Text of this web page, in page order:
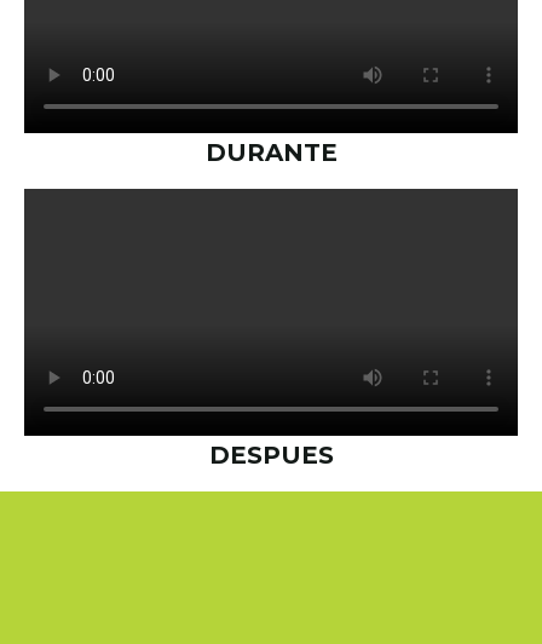
DURANTE
DESPUES